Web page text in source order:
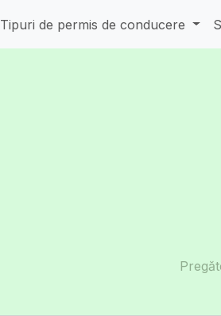
Tipuri de permis de conducere